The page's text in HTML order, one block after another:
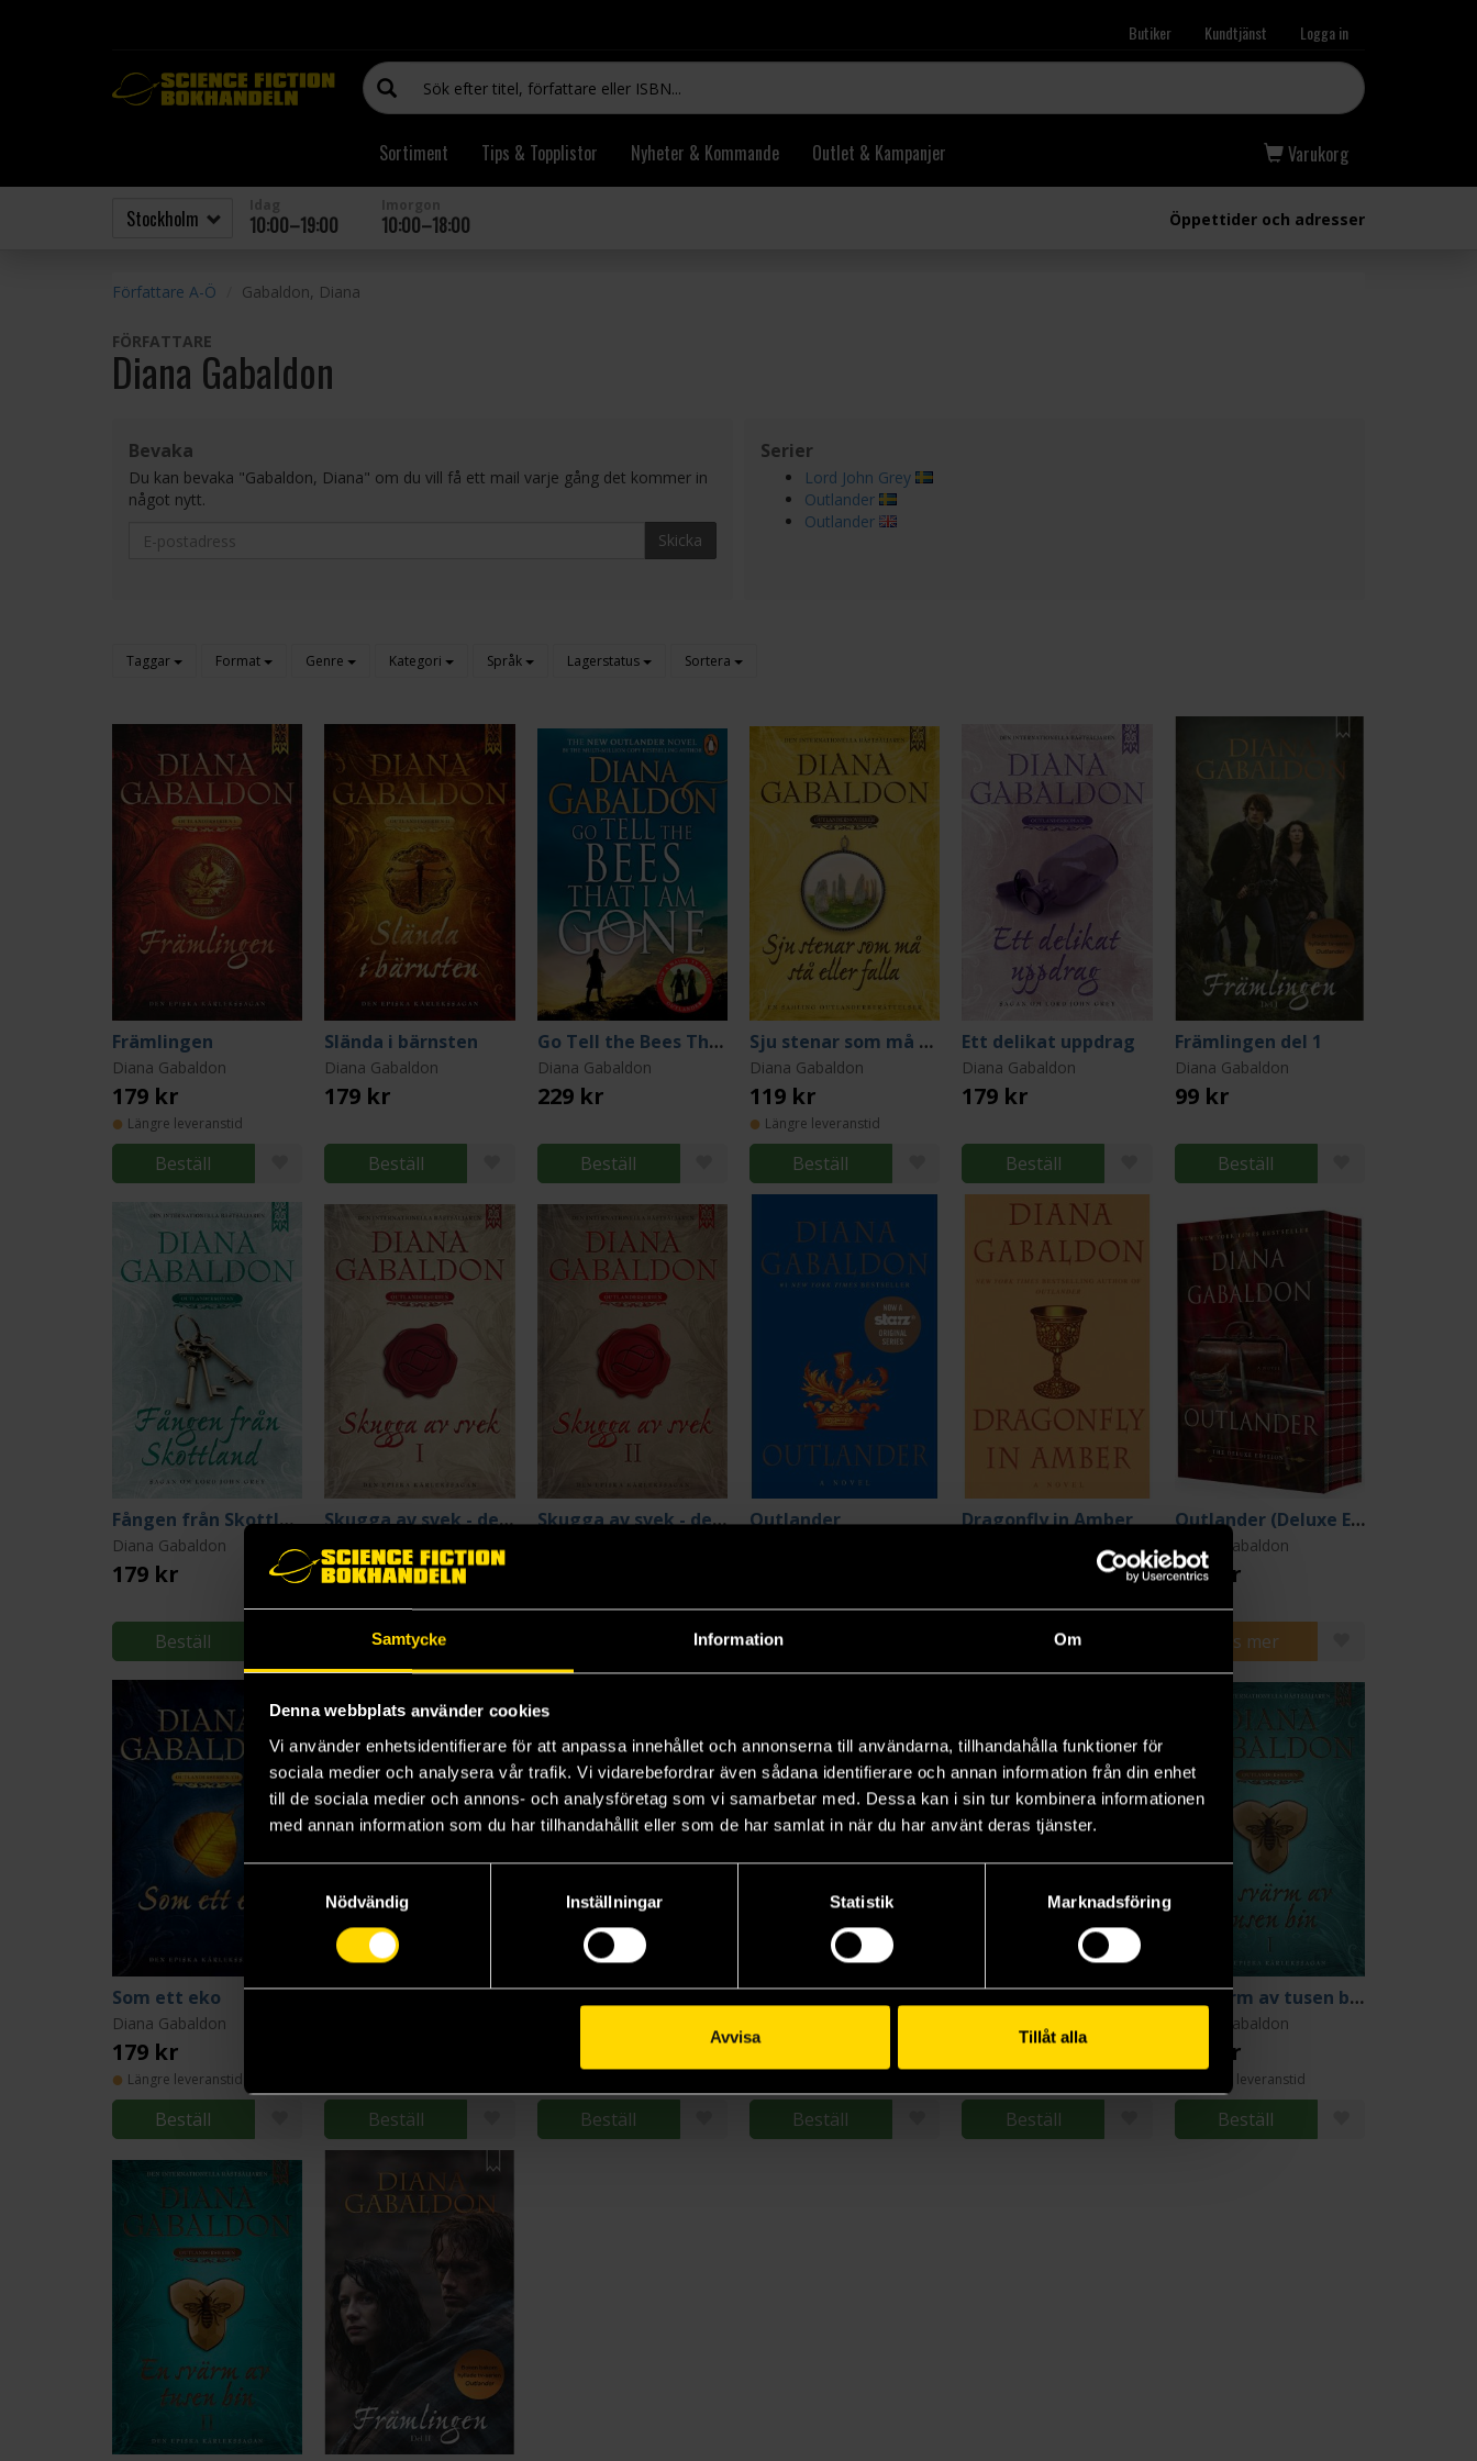
Samtycke Information Om
Denna webbplats använder cookies
Vi använder enhetsidentifierare för att anpassa innehållet och annonserna till användarna, tillhandahålla funktioner för
sociala medier och analysera vår trafik. Vi vidarebefordrar även sådana identifierare och annan information från din enhet
till de sociala medier och annons- och analysföretag som vi samarbetar med. Dessa kan i sin tur kombinera informationen
med annan information som du har tillhandahållit eller som de har samlat in när du har använt deras tjänster.
Nödvändig
Inställningar Statistik Marknadsföring
Avvisa Tillåt alla
Butiker Kundtjänst Logga in
Sortiment Tips & Topplistor Nyheter & Kommande Outlet & Kampanjer Varukorg
10:00–19:00 10:00–18:00 Öppettider och adresser
Författare A-Ö Gabaldon, Diana
FÖRFATTARE
Diana Gabaldon
Bevaka
Du kan bevaka "Gabaldon, Diana" om du vill få ett mail varje gång det kommer in
något nytt.
Skicka
Serier
Lord John Grey
Outlander
Outlander
Taggar Format Genre Kategori Språk Lagerstatus Sortera
Främlingen
Diana Gabaldon
179 kr
Längre leveranstid
Beställ
Slända i bärnsten
Diana Gabaldon
179 kr
Beställ
Go Tell the Bees That I Am Gone
Diana Gabaldon
229 kr
Beställ
Sju stenar som må stå eller falla
Diana Gabaldon
119 kr
Längre leveranstid
Beställ
Ett delikat uppdrag
Diana Gabaldon
179 kr
Beställ
Främlingen del 1
Diana Gabaldon
99 kr
Beställ
Fången från Skottland
Diana Gabaldon
179 kr
Beställ
Skugga av svek - del 1
Diana Gabaldon
159 kr
Beställ
Skugga av svek - del 2 Outlander Dragonfly in Amber
Beställ
Outlander (Deluxe Edition)
Diana Gabaldon
329 kr
Läs mer
Som ett eko
Diana Gabaldon
179 kr
Längre leveranstid
Beställ
Det flammande korset
Beställ
Snö och aska
Beställ
Sjöfararna
159 kr
Beställ
Trummornas dån
Diana Gabaldon
159 kr
Beställ
En svärm av tusen bin - del I
Diana Gabaldon
159 kr
Längre leveranstid
Beställ